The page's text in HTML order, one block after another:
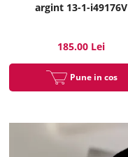
argint 13-1-i49176V
185.00 Lei
Pune in cos